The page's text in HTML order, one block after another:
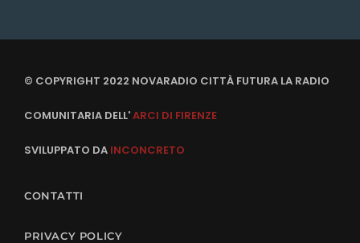
© COPYRIGHT 2022 NOVARADIO CITTÀ FUTURA LA RADIO
COMUNITARIA DELL'ARCI DI FIRENZE
SVILUPPATO DA INCONCRETO
CONTATTI
PRIVACY POLICY